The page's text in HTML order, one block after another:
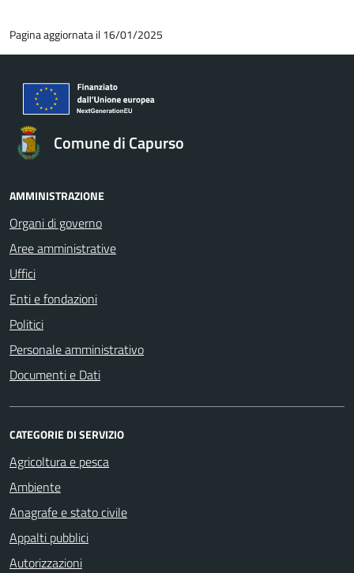
Pagina aggiornata il 16/01/2025
Comune di Capurso
AMMINISTRAZIONE
Organi di governo
Aree amministrative
Uffici
Enti e fondazioni
Politici
Personale amministrativo
Documenti e Dati
CATEGORIE DI SERVIZIO
Agricoltura e pesca
Ambiente
Anagrafe e stato civile
Appalti pubblici
Autorizzazioni